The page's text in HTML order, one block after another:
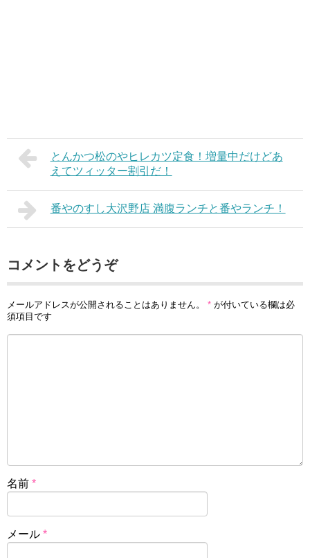
とんかつ松のやヒレカツ定食！増量中だけどあ
えてツィッター割引だ！
番やのすし大沢野店 満腹ランチと番やランチ！
コメントをどうぞ
メールアドレスが公開されることはありません。 * が付いている欄は必
須項目です
名前 *
メール *